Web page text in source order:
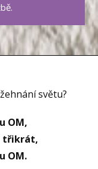
světu?
OM,
třikrát,
OM.